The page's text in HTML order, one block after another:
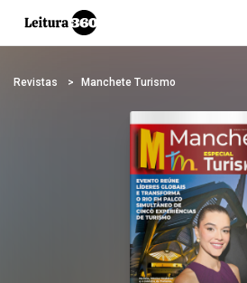
Revistas Manchete Turismo